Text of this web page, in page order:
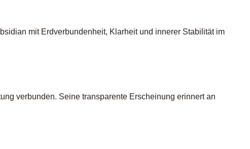
mit Erdverbundenheit, Klarheit und innerer Stabilität im
verbunden. Seine transparente Erscheinung erinnert an